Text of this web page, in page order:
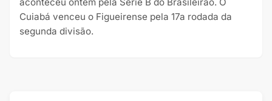
Cuiabá venceu o Figueirense pela 17a rodada da
segunda divisão.